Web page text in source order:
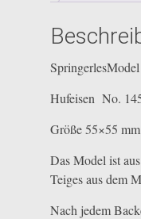
SpringerlesModel
Hufeisen No.
Größe 55×55 mm
Das Model ist
Teiges aus dem
Nach jedem